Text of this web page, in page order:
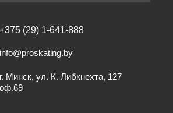
+375 (29) 1-641-888
info@proskating.by
г. Минск, ул. К. Либкнехта, 127
оф.69